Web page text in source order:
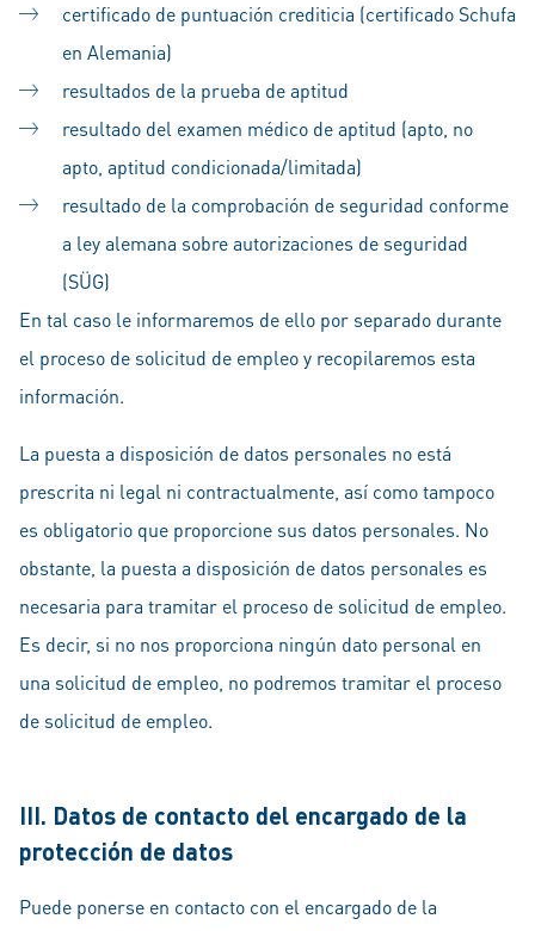
certificado de puntuación crediticia (certificado Schufa
en Alemania)
resultados de la prueba de aptitud
resultado del examen médico de aptitud (apto, no
apto, aptitud condicionada/limitada)
resultado de la comprobación de seguridad conforme
a ley alemana sobre autorizaciones de seguridad
(SÜG)
En tal caso le informaremos de ello por separado durante
el proceso de solicitud de empleo y recopilaremos esta
información.
La puesta a disposición de datos personales no está
prescrita ni legal ni contractualmente, así como tampoco
es obligatorio que proporcione sus datos personales. No
obstante, la puesta a disposición de datos personales es
necesaria para tramitar el proceso de solicitud de empleo.
Es decir, si no nos proporciona ningún dato personal en
una solicitud de empleo, no podremos tramitar el proceso
de solicitud de empleo.
III. Datos de contacto del encargado de la
protección de datos
Puede ponerse en contacto con el encargado de la